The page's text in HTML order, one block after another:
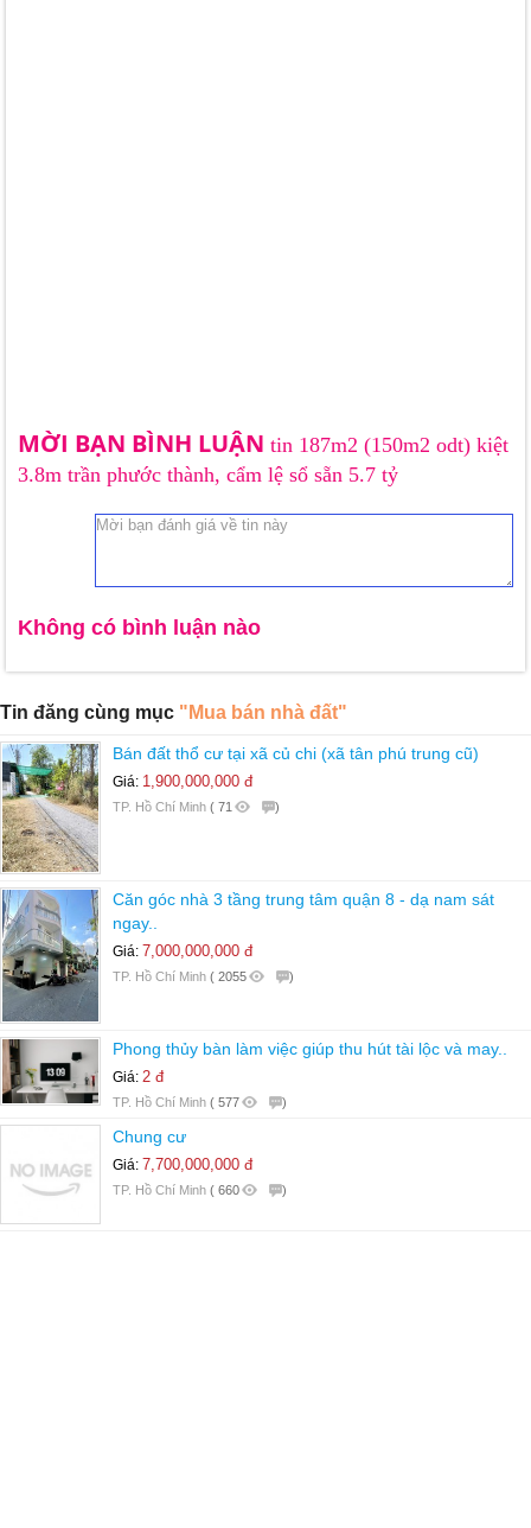
MỜI BẠN BÌNH LUẬN tin 187m2 (150m2 odt) kiệt
3.8m trần phước thành, cẩm lệ sổ sẵn 5.7 tỷ
Không có bình luận nào
Tin đăng cùng mục "Mua bán nhà đất"
Bán đất thổ cư tại xã củ chi (xã tân phú trung cũ)
Giá: 1,900,000,000 đ
TP. Hồ Chí Minh ( 71 )
Căn góc nhà 3 tầng trung tâm quận 8 - dạ nam sát
ngay..
Giá: 7,000,000,000 đ
TP. Hồ Chí Minh ( 2055 )
Phong thủy bàn làm việc giúp thu hút tài lộc và may..
Giá: 2 đ
TP. Hồ Chí Minh ( 577 )
Chung cư
Giá: 7,700,000,000 đ
TP. Hồ Chí Minh ( 660 )